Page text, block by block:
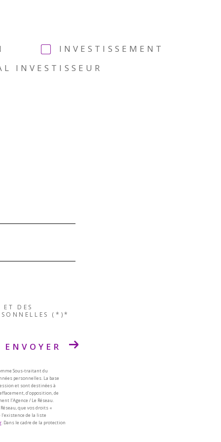
INVESTISSEMENT
INVESTISSEUR
DES
(*)*
ENVOYER
Sous-traitant du
personnelles. La base
et sont destinées à
d’opposition, de
l’Agence / Le Réseau.
que vos droits «
de la liste
. Dans le cadre de la protection